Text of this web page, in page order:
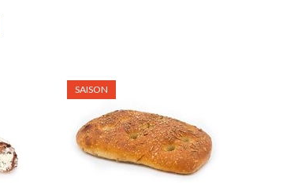
SAISON